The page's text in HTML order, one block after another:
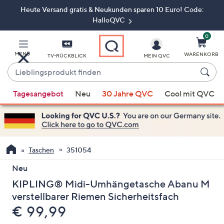
ZumHeute Versand gratis & Neukunden sparen 10 Euro! Code:
HalloQVC
MENÜ TV-RÜCKBLICK
Lieblingsprodukt
finden
Vorschläge
verfügbar
sind,
verwenden
Sie
die
Pfeiltasten
nach
oben
und
nach
MEIN QVC
0
WARENKORB
Tagesangebot Neu 30 Jahre QVC Cool mit QVC
Taschen 351054
Neu
KIPLING® Midi-Umhängetasche Abanu M
verstellbarer Riemen Sicherheitsfach
Gelöscht
€ 99,99